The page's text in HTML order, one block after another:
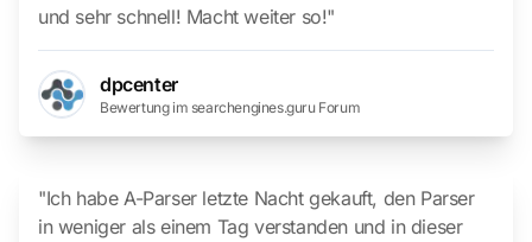
und sehr schnell! Macht weiter so!"
dpcenter
Bewertung im searchengines.guru Forum
"Ich habe A-Parser letzte Nacht gekauft, den Parser
in weniger als einem Tag verstanden und in dieser